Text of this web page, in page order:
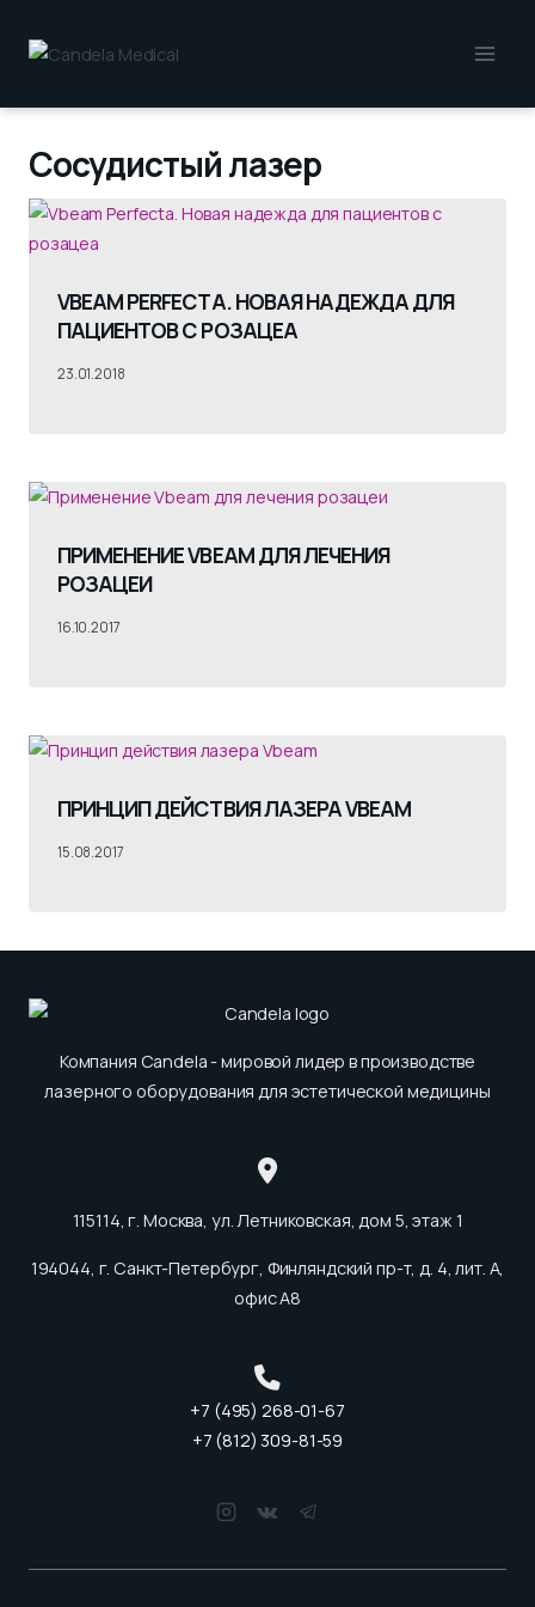
Cосудистый лазер
VBEAM PERFECTA. НОВАЯ НАДЕЖДА ДЛЯ
ПАЦИЕНТОВ С РОЗАЦЕА
23.01.2018
ПРИМЕНЕНИЕ VBEAM ДЛЯ ЛЕЧЕНИЯ
РОЗАЦЕИ
16.10.2017
ПРИНЦИП ДЕЙСТВИЯ ЛАЗЕРА VBEAM
15.08.2017
Компания Candela - мировой лидер в производстве
лазерного оборудования для эстетической медицины
115114, г. Москва, ул. Летниковская, дом 5, этаж 1
194044, г. Санкт-Петербург, Финляндский пр-т, д. 4, лит. А,
офис А8
+7 (495) 268-01-67
+7 (812) 309-81-59